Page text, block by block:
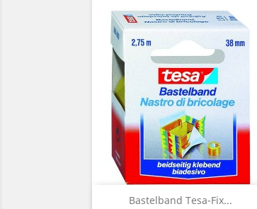
Bastelband Tesa-Fix...
Vorschau